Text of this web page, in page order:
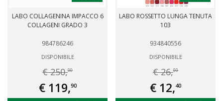
LABO COLLAGENINA IMPACCO 6
COLLAGENI GRADO 3
984786246
DISPONIBILE
€ 250,00
€ 119,90
LABO ROSSETTO LUNGA TENUTA
103
934840556
DISPONIBILE
€ 26,00
€ 12,40